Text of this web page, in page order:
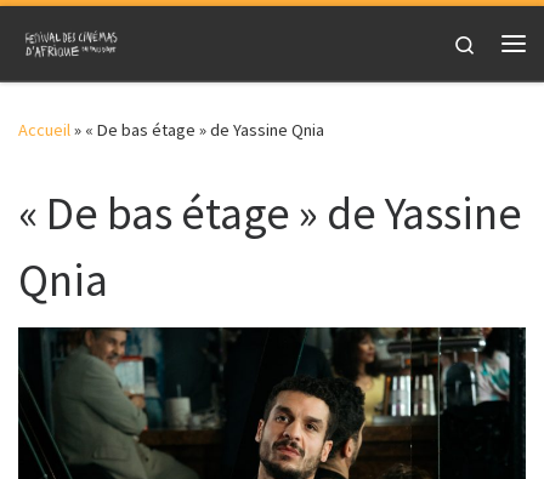
Skip to content
Search
Accueil» « De bas étage » de Yassine Qnia
« De bas étage » de Yassine
Qnia